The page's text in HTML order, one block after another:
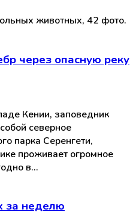
животных, 42 фото.
через опасную реку
Кении, заповедник
северное
парка Серенгети,
проживает огромное
в…
за неделю